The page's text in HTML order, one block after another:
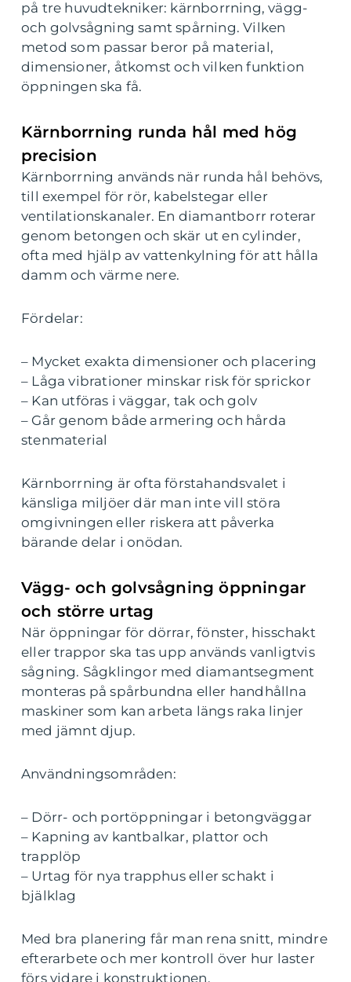
på tre huvudtekniker: kärnborrning, vägg-
och golvsågning samt spårning. Vilken
metod som passar beror på material,
dimensioner, åtkomst och vilken funktion
öppningen ska få.
Kärnborrning runda hål med hög
precision
Kärnborrning används när runda hål behövs,
till exempel för rör, kabelstegar eller
ventilationskanaler. En diamantborr roterar
genom betongen och skär ut en cylinder,
ofta med hjälp av vattenkylning för att hålla
damm och värme nere.
Fördelar:
– Mycket exakta dimensioner och placering
– Låga vibrationer minskar risk för sprickor
– Kan utföras i väggar, tak och golv
– Går genom både armering och hårda
stenmaterial
Kärnborrning är ofta förstahandsvalet i
känsliga miljöer där man inte vill störa
omgivningen eller riskera att påverka
bärande delar i onödan.
Vägg- och golvsågning öppningar
och större urtag
När öppningar för dörrar, fönster, hisschakt
eller trappor ska tas upp används vanligtvis
sågning. Sågklingor med diamantsegment
monteras på spårbundna eller handhållna
maskiner som kan arbeta längs raka linjer
med jämnt djup.
Användningsområden:
– Dörr- och portöppningar i betongväggar
– Kapning av kantbalkar, plattor och
trapplöp
– Urtag för nya trapphus eller schakt i
bjälklag
Med bra planering får man rena snitt, mindre
efterarbete och mer kontroll över hur laster
förs vidare i konstruktionen.